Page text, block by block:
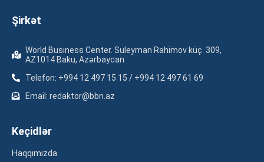
Şirkət
World Business Center. Suleyman Rahimov küç. 309,
AZ1014 Baku, Azərbaycan
Telefon: +994 12 497 15 15 / +994 12 497 61 69
Email: redaktor@bbn.az
Keçidlər
Haqqımızda